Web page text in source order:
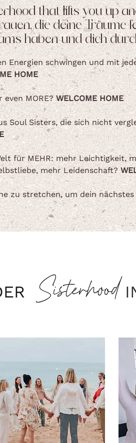
that lifts you up
die deine Träume
haben und dich
Energien schwingen und mit
HOME
even MORE?WELCOME HOME
Soul Sisters, die sich nicht
für MEHR: mehr Leichtigkeit,
mehr Leidenschaft?
zu stretchen, um dein
Sisterhood